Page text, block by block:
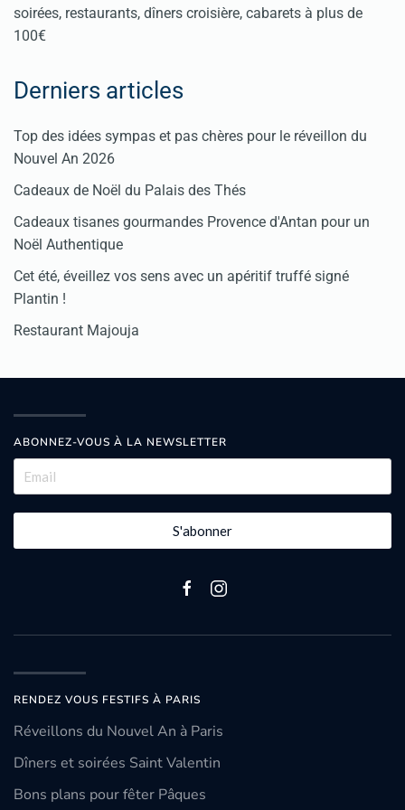
soirées, restaurants, dîners croisière, cabarets à plus de
100€
Derniers articles
Top des idées sympas et pas chères pour le réveillon du
Nouvel An 2026
Cadeaux de Noël du Palais des Thés
Cadeaux tisanes gourmandes Provence d'Antan pour un
Noël Authentique
Cet été, éveillez vos sens avec un apéritif truffé signé
Plantin !
Restaurant Majouja
ABONNEZ-VOUS À LA NEWSLETTER
S'abonner
RENDEZ VOUS FESTIFS À PARIS
Réveillons du Nouvel An à Paris
Dîners et soirées Saint Valentin
Bons plans pour fêter Pâques